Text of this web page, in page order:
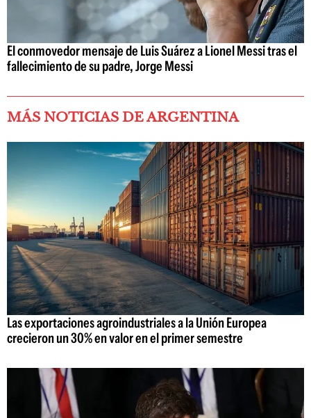
El conmovedor mensaje de Luis Suárez a Lionel Messi tras el
fallecimiento de su padre, Jorge Messi
MÁS NOTICIAS DE ARGENTINA
Las exportaciones agroindustriales a la Unión Europea
crecieron un 30% en valor en el primer semestre